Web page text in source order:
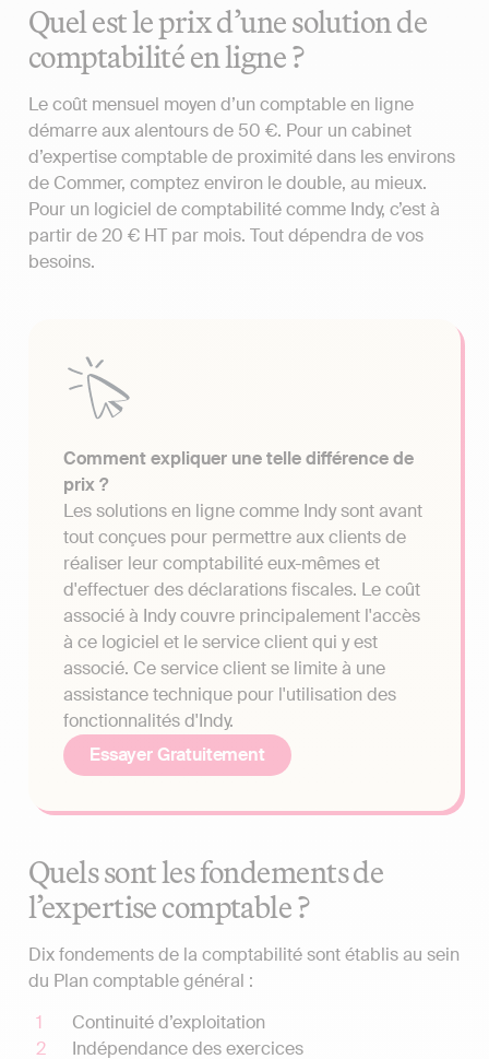
Quel est le prix d’une solution de
comptabilité en ligne ?
Le coût mensuel moyen d’un comptable en ligne
démarre aux alentours de 50 €. Pour un cabinet
d’expertise comptable de proximité dans les environs
de Commer, comptez environ le double, au mieux.
Pour un logiciel de comptabilité comme Indy, c’est à
partir de 20 € HT par mois. Tout dépendra de vos
besoins.
Comment expliquer une telle différence de
prix ?
Les solutions en ligne comme Indy sont avant
tout conçues pour permettre aux clients de
réaliser leur comptabilité eux-mêmes et
d'effectuer des déclarations fiscales. Le coût
associé à Indy couvre principalement l'accès
à ce logiciel et le service client qui y est
associé. Ce service client se limite à une
assistance technique pour l'utilisation des
fonctionnalités d'Indy.
Essayer Gratuitement
Quels sont les fondements de
l’expertise comptable ?
Dix fondements de la comptabilité sont établis au sein
du Plan comptable général :
Continuité d’exploitation
Indépendance des exercices